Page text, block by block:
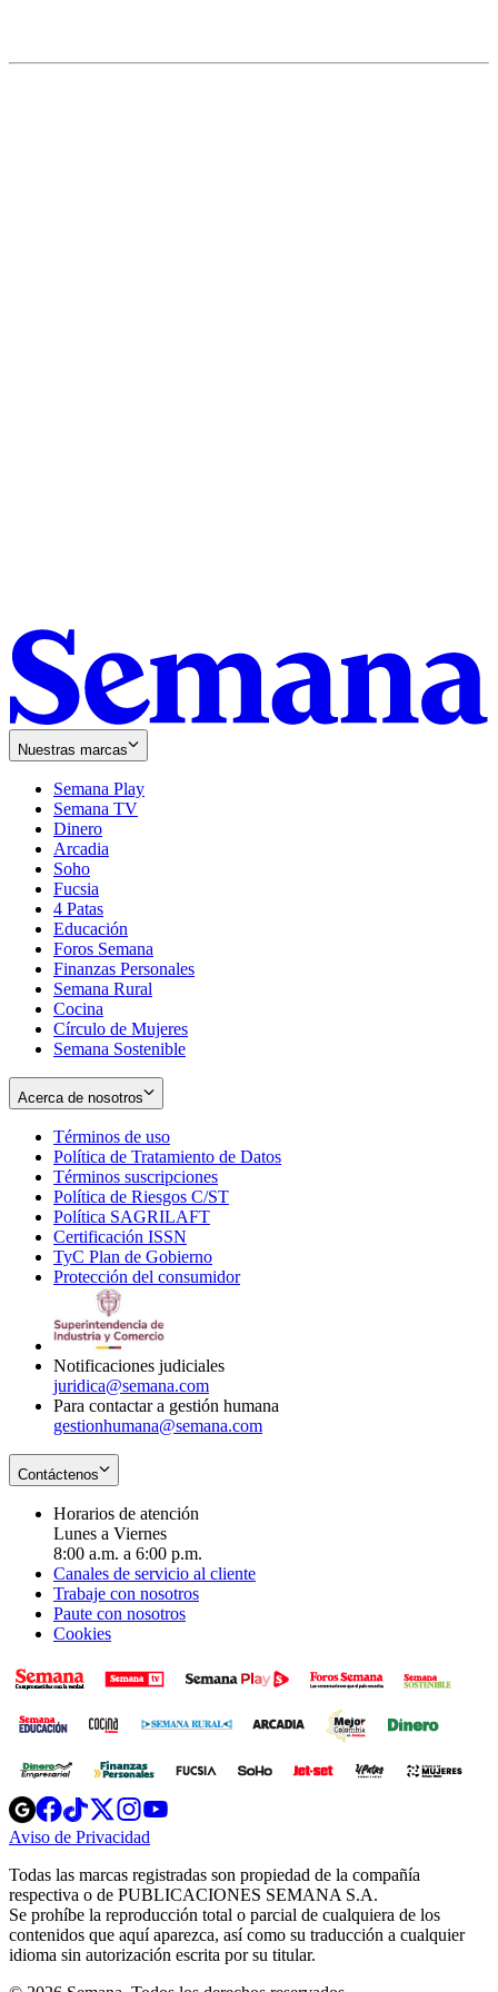
Nuestras marcas
Semana Play
Semana TV
Dinero
Arcadia
Soho
in
new
window
Fucsia
in
new
window
4 Patas
Educación
Foros Semana
Finanzas Personales
Semana Rural
Cocina
Círculo de Mujeres
Semana Sostenible
Acerca de nosotros
Términos de uso
in
new
window
Política de Tratamiento de Datos
Términos suscripciones
in
Política de Riesgos C/ST
Política SAGRILAFT
new
window
Certificación ISSN
in
new
TyC Plan de Gobierno
in
Protección del consumidorOpens
Notificaciones judiciales
juridica@semana.com
Para contactar a gestión humana
gestionhumana@semana.com
Contáctenos
Horarios de atención
Lunes a Viernes
8:00 a.m. a 6:00 p.m.
Canales de servicio al cliente
Trabaje con nosotros
Paute con nosotros
Cookies
Opens
in
new
Opens
in
new
Opens
in
new
window
Opens
new
windowwindow
Aviso de Privacidad
new
window
Todas las marcas registradas son propiedad de la compañía
respectiva o de PUBLICACIONES SEMANA S.A.
Se prohíbe la reproducción total o parcial de cualquiera de los
contenidos que aquí aparezca, así como su traducción a cualquier
idioma sin autorización escrita por su titular.